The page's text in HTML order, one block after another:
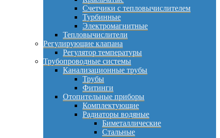
Счетчики с тепловычислителем
Турбинные
Электромагнитные
Тепловычислители
Регулирующие клапана
Регулятор температуры
Трубопроводные системы
Канализационные трубы
Трубы
Фитинги
Отопительные приборы
Комплектующие
Радиаторы водяные
Биметаллические
Стальные